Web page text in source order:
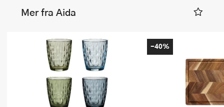
Mer fra Aida
-40%